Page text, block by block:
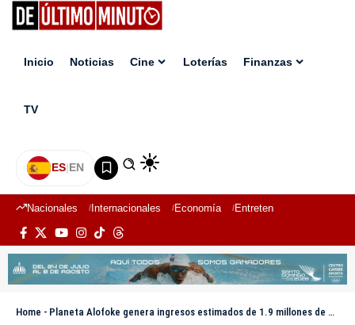
Inicio Noticias Cine Loterías Finanzas
TV
ES|EN
Nacionales Internacionales Economía Entretenimiento
Home - Planeta Alofoke genera ingresos estimados de 1.9 millones de dólares en solo 15 días